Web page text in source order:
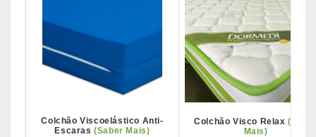
Colchão Viscoelástico Anti-
Escaras(Saber Mais)
Colchão Visco Relax
Mais)